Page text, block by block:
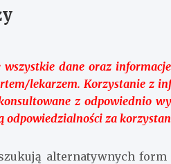
dane oraz
lekarzem. Korzystanie z
z odpowiednio
odpowiedzialności za
alternatywnych